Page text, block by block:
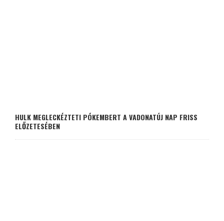
HULK MEGLECKÉZTETI PÓKEMBERT A VADONATÚJ NAP FRISS
ELŐZETESÉBEN